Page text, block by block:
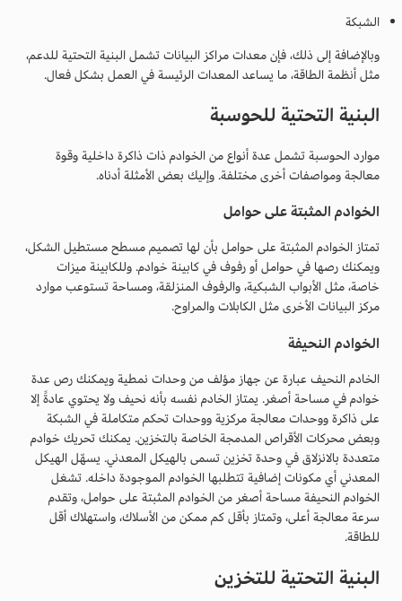
الشبكة
وبالإضافة إلى ذلك، فإن معدات مراكز البيانات تشمل البنية التحتية للدعم،
مثل أنظمة الطاقة، ما يساعد المعدات الرئيسة في العمل بشكل فعال.
البنية التحتية للحوسبة
موارد الحوسبة تشمل عدة أنواع من الخوادم ذات ذاكرة داخلية وقوة
معالجة ومواصفات أخرى مختلفة. وإليك بعض الأمثلة أدناه.
الخوادم المثبتة على حوامل
تمتاز الخوادم المثبتة على حوامل بأن لها تصميم مسطح مستطيل الشكل،
ويمكنك رصها في حوامل أو رفوف في كابينة خوادم. وللكابينة ميزات
خاصة، مثل الأبواب الشبكية، والرفوف المنزلقة، ومساحة تستوعب موارد
مركز البيانات الأخرى مثل الكابلات والمراوح.
الخوادم النحيفة
الخادم النحيف عبارة عن جهاز مؤلف من وحدات نمطية ويمكنك رص عدة
خوادم في مساحة أصغر. يمتاز الخادم نفسه بأنه نحيف ولا يحتوي عادةً إلا
على ذاكرة ووحدات معالجة مركزية ووحدات تحكم متكاملة في الشبكة
وبعض محركات الأقراص المدمجة الخاصة بالتخزين. يمكنك تحريك خوادم
متعددة بالانزلاق في وحدة تخزين تسمى بالهيكل المعدني. يسهّل الهيكل
المعدني أي مكونات إضافية تتطلبها الخوادم الموجودة داخله. تشغل
الخوادم النحيفة مساحة أصغر من الخوادم المثبتة على حوامل، وتقدم
سرعة معالجة أعلى، وتمتاز بأقل كم ممكن من الأسلاك، واستهلاك أقل
للطاقة.
البنية التحتية للتخزين